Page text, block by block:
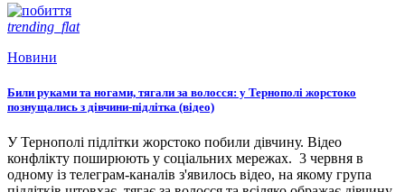
trending_flat
Новини
Били руками та ногами, тягали за волосся: у Тернополі жорстоко
познущались з дівчини-підлітка (відео)
У Тернополі підлітки жорстоко побили дівчину. Відео
конфлікту поширюють у соціальних мережах. 3 червня в
одному із телеграм-каналів з'явилось відео, на якому група